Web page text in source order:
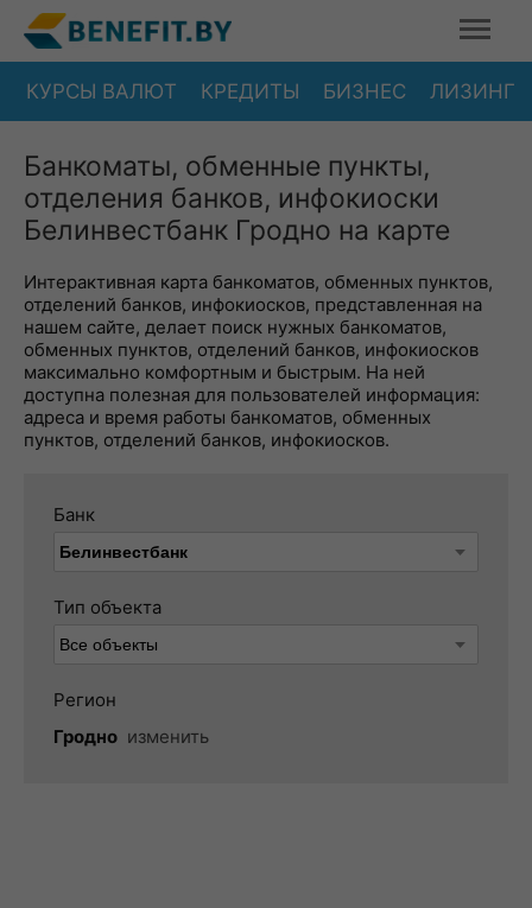
КУРСЫ ВАЛЮТ КРЕДИТЫ БИЗНЕС ЛИЗИНГ
Банкоматы, обменные пункты,
отделения банков, инфокиоски
Белинвестбанк Гродно на карте
Интерактивная карта банкоматов, обменных пунктов,
отделений банков, инфокиосков, представленная на
нашем сайте, делает поиск нужных банкоматов,
обменных пунктов, отделений банков, инфокиосков
максимально комфортным и быстрым. На ней
доступна полезная для пользователей информация:
адреса и время работы банкоматов, обменных
пунктов, отделений банков, инфокиосков.
Банк
Тип объекта
Регион
Гродно изменить